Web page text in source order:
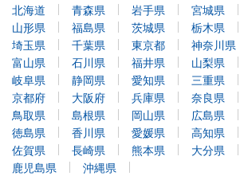
北海道
青森県 岩手県 宮城県
山形県
福島県 茨城県 栃木県
埼玉県
千葉県 東京都 神奈川県
富山県
石川県 福井県 山梨県
岐阜県
静岡県 愛知県 三重県
京都府
大阪府 兵庫県 奈良県
鳥取県
島根県 岡山県 広島県
徳島県
香川県 愛媛県 高知県
佐賀県
長崎県 熊本県 大分県
鹿児島県
沖縄県